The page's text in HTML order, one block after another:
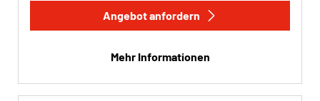
Angebot anfordern
Mehr Informationen